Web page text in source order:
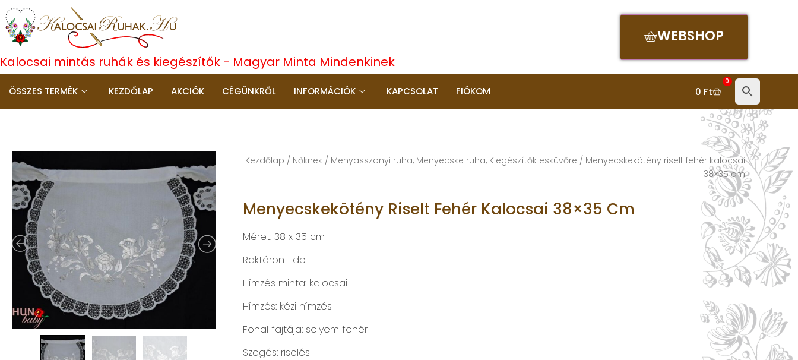
Kalocsai mintás ruhák és kiegészítők - Magyar Minta Mindenkinek
WEBSHOP
ÖSSZES TERMÉK KEZDŐLAP AKCIÓK CÉGÜNKRŐL INFORMÁCIÓK KAPCSOLAT FIÓKOM 0 Ft
0
Kezdőlap / Nőknek / Menyasszonyi ruha, Menyecske ruha, Kiegészítők esküvőre / Menyecskekötény riselt fehér kalocsai
38×35 cm
Menyecskekötény Riselt Fehér Kalocsai 38×35 Cm
Méret: 38 x 35 cm
Raktáron 1 db
Hímzés minta: kalocsai
Hímzés: kézi hímzés
Fonal fajtája: selyem fehér
Szegés: riselés